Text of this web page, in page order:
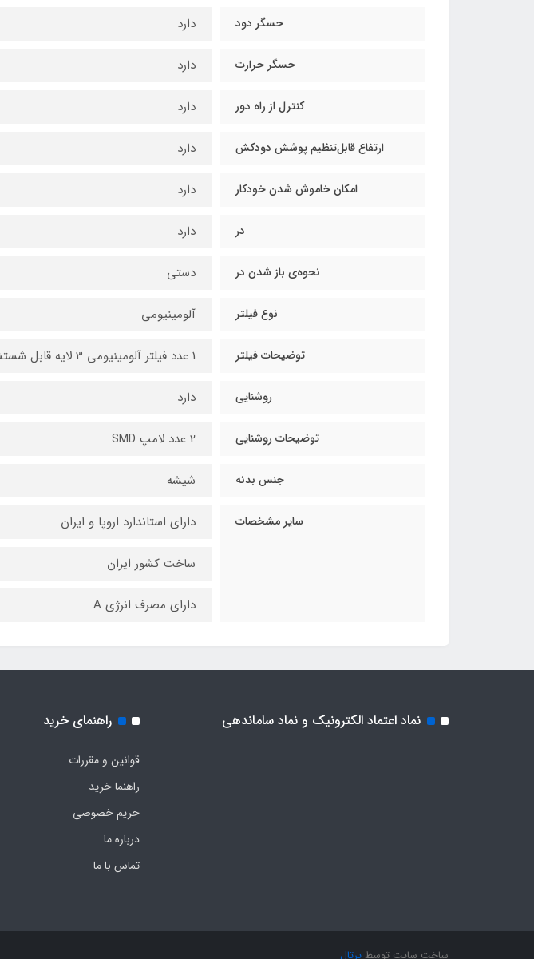
حسگر دود دارد
حسگر حرارت دارد
کنترل از راه دور دارد
ارتفاع قابل‌تنظیم پوشش دودکش دارد
امکان خاموش شدن خودکار دارد
در دارد
نحوه‌ی باز شدن در دستی
نوع فیلتر آلومینیومی
توضیحات فیلتر 1 عدد فیلتر آلومینیومی 3 لایه قابل شستشو
روشنایی دارد
توضیحات روشنایی 2 عدد لامپ SMD
جنس بدنه شیشه
سایر مشخصات دارای استاندارد اروپا و ایران
ساخت کشور ایران
دارای مصرف انرژی A
نماد اعتماد الکترونیک و نماد ساماندهی راهنمای خرید
قوانین و مقررات
راهنما خرید
حریم خصوصی
درباره ما
تماس با ما
ساخت سایت توسطپرتال